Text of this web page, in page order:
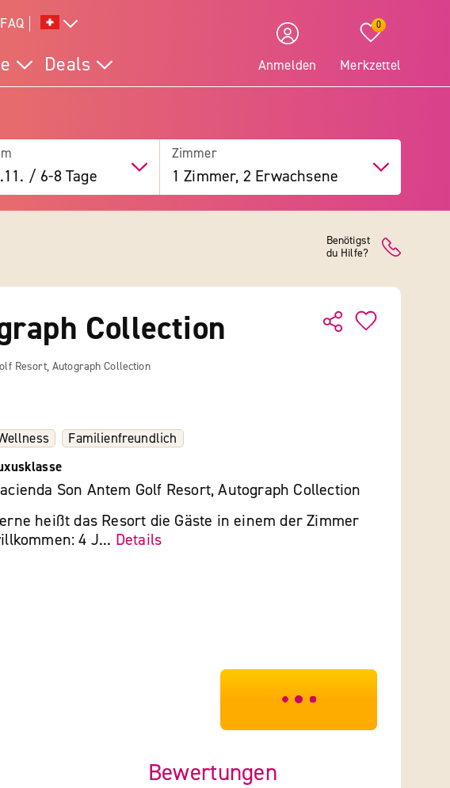
FAQ
Deals Anmelden
0
Merkzettel
/ 6-8 Tage
Zimmer
1 Zimmer, 2 Erwachsene
Benötigst
du Hilfe?
Collection
Resort, Autograph Collection
Familienfreundlich
Son Antem Golf Resort, Autograph Collection
heißt das Resort die Gäste in einem der Zimmer
4 J... Details
***************
Bewertungen